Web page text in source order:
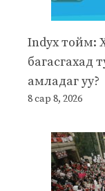
Indyx тойм:
багасгахад
амладаг уу?
8 сар 8, 2026